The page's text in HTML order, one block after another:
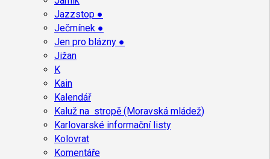
Jazzstop ●
Ječmínek ●
Jen pro blázny ●
Jižan
K
Kain
Kalendář
Kaluž na stropě (Moravská mládež)
Karlovarské informační listy
Kolovrat
Komentáře